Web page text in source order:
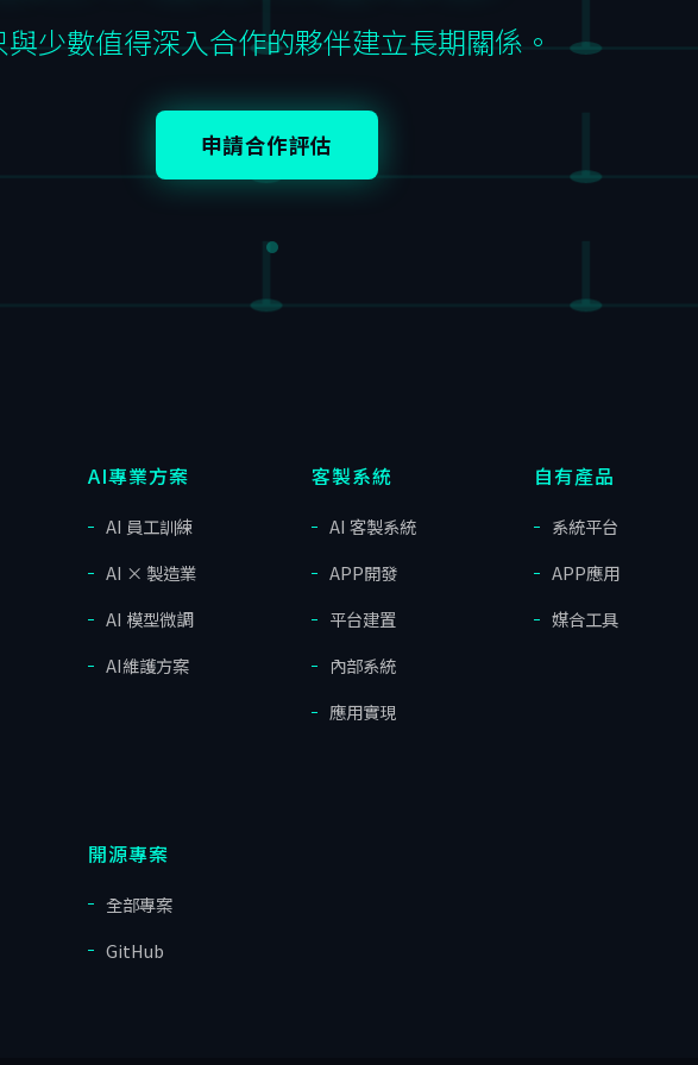
與少數值得深入合作的夥伴建立長期關係。
申請合作評估
AI專業方案
AI 員工訓練
AI × 製造業
AI 模型微調
AI維護方案
客製系統
AI 客製系統
APP開發
平台建置
內部系統
應用實現
自有產品
系統平台
APP應用
媒合工具
開源專案
全部專案
GitHub